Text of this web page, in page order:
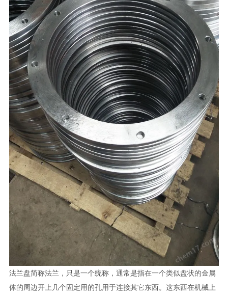
法兰盘简称法兰，只是一个统称，通常是指在一个类似盘状的金属
体的周边开上几个固定用的孔用于连接其它东西。这东西在机械上